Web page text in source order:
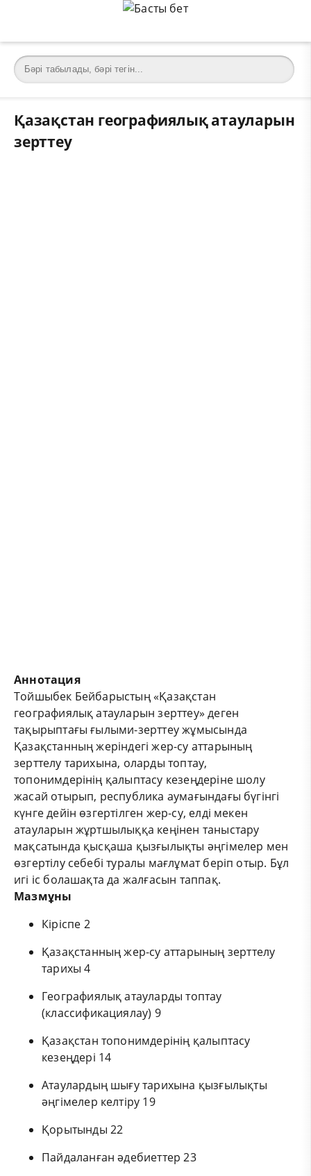
Қазақстан географиялық атауларын
зерттеу
Аннотация
Тойшыбек Бейбарыстың «Қазақстан
географиялық атауларын зерттеу» деген
тақырыптағы ғылыми-зерттеу жұмысында
Қазақстанның жеріндегі жер-су аттарының
зерттелу тарихына, оларды топтау,
топонимдерінің қалыптасу кезеңдеріне шолу
жасай отырып, республика аумағындағы бүгінгі
күнге дейін өзгертілген жер-су, елді мекен
атауларын жұртшылыққа кеңінен таныстару
мақсатында қысқаша қызғылықты әңгімелер мен
өзгертілу себебі туралы мағлұмат беріп отыр. Бұл
игі іс болашақта да жалғасын таппақ.
Мазмұны
Кіріспе 2
Қазақстанның жер-су аттарының зерттелу
тарихы 4
Географиялық атауларды топтау
(классификациялау) 9
Қазақстан топонимдерінің қалыптасу
кезеңдері 14
Атаулардың шығу тарихына қызғылықты
әңгімелер келтіру 19
Қорытынды 22
Пайдаланған әдебиеттер 23